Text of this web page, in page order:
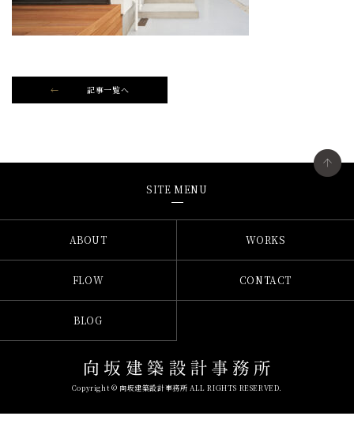
記事一覧へ
SITE MENU
ABOUT WORKS
FLOW CONTACT
BLOG
Copyright © 向坂建築設計事務所 ALL RIGHTS RESERVED.